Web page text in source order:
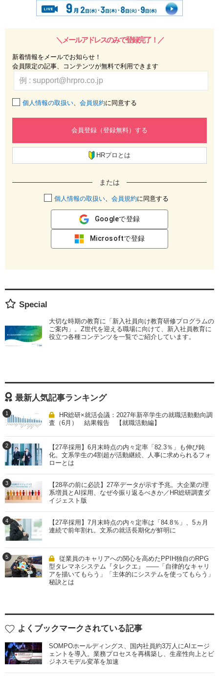
＼メールアドレスのみで登録完了！／
新着情報をメールでお知らせ！
会員限定の記事、コンテンツが無料で利用できます
個人情報の取扱い 会員規約に同意する
会員登録（登録無料）する
HRプロとは
または
個人情報の取扱い 会員規約に同意する
Googleで登録
Microsoftで登録
Special
大切な時期の教育に「新入社員向け教育研修プログラムの
ご案内」。Z世代を迎える職場に向けて、新入社員教育に
役立つ各種コンテンツを一覧でご紹介しています。
最新人気記事ランキング
1
HR総研×就活会議：2027年新卒学生の就職活動動向調
査（6月） 結果報告 【就職活動編】
2
【27卒採用】6月末時点の内々定率「82.3％」も伸び鈍
化。文系学生の4割超が活動継続、人事に求められるフォ
ローとは
3
【28卒の前に必読】27卒データが示す予兆。大企業の理
系増員とAI採用、なぜ今振り返るべきか／HR総研調査ダ
イジェスト版
4
【27卒採用】7月末時点の内々定率は「84.8％」、5ヵ月
連続で前年割れ。文系の就活長期化が鮮明に
5
従業員のキャリアへの関心を高めたPPIH独自のRPG
型タレマネシステム『タレクエ』 ――「自律的なキャリ
アを描いてもらう」「主体的にシステムを使ってもらう」
秘訣とは
よくブックマークされている記事
SOMPOホールディングス、国内社員約3万人にAIエージ
ェントを導入。業務プロセスを再構築し、生産性向上とビ
ジネスモデル変革を加速